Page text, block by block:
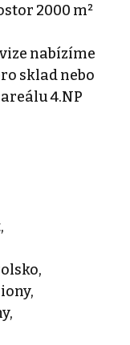
2000 m²
nabízíme
sklad nebo
4.NP